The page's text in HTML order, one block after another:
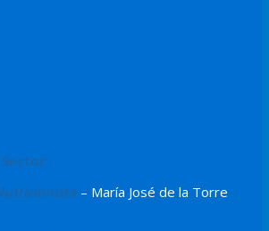
– María José de la Torre